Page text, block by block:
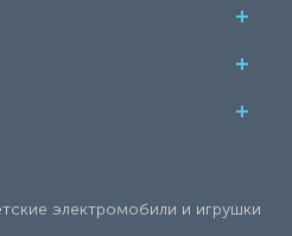
электромобили и игрушки